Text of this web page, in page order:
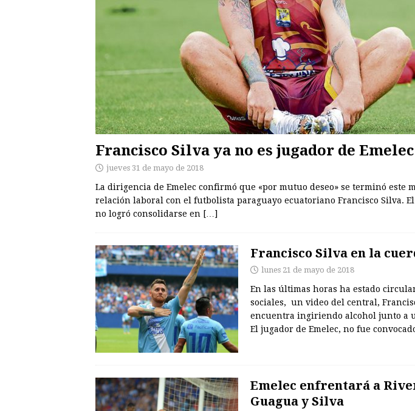
Francisco Silva ya no es jugador de Emelec
jueves 31 de mayo de 2018
La dirigencia de Emelec confirmó que «por mutuo deseo» se terminó este
relación laboral con el futbolista paraguayo ecuatoriano Francisco Silva. El
no logró consolidarse en […]
Francisco Silva en la
lunes 21 de mayo de 2018
En las últimas horas ha estado
sociales, un video del central,
encuentra ingiriendo alcohol junto a
El jugador de Emelec, no fue
Emelec enfrentará a
Guagua y Silva